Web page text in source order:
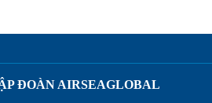
ĐOÀN AIRSEAGLOBAL